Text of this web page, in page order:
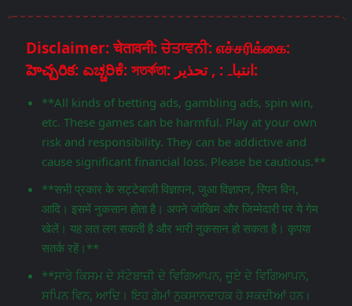
Disclaimer: चेतावनी: ਚੇਤਾਵਨੀ: எச்சரிக்கை:
హెచ్చరిక: ಎಚ್ಚರಿಕೆ: সতর্কতা: انتباہ: , تحذير:
**All kinds of betting ads, gambling ads, spin win,
etc. These games can be harmful. Play at your own
risk and responsibility. They can be addictive and
cause significant financial loss. Please be cautious.**
**सभी प्रकार के सट्टेबाजी विज्ञापन, जुआ विज्ञापन, स्पिन विन,
आदि। इसमें नुकसान होता है। अपने जोखिम और जिम्मेदारी पर ये गेम
खेलें। यह लत लग सकती है और भारी नुकसान हो सकता है। कृपया
सतर्क रहें।**
**ਸਾਰੇ ਕਿਸਮ ਦੇ ਸੱਟੇਬਾਜ਼ੀ ਦੇ ਵਿਗਿਆਪਨ, ਜੂਏ ਦੇ ਵਿਗਿਆਪਨ,
ਸਪਿਨ ਵਿਨ, ਆਦਿ। ਇਹ ਗੇਮਾਂ ਨੁਕਸਾਨਦਾਹਕ ਹੋ ਸਕਦੀਆਂ ਹਨ।